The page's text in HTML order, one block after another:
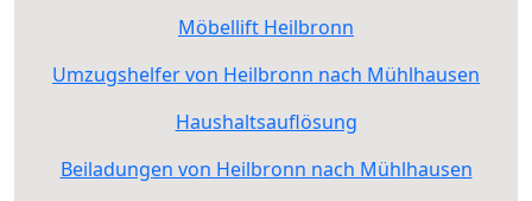
Möbellift Heilbronn
Umzugshelfer von Heilbronn nach Mühlhausen
Haushaltsauflösung
Beiladungen von Heilbronn nach Mühlhausen